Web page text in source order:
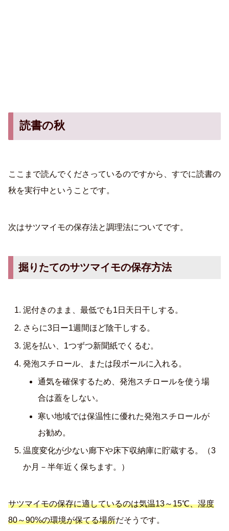
読書の秋
ここまで読んでくださっているのですから、すでに読書の
秋を実行中ということです。
次はサツマイモの保存法と調理法についてです。
掘りたてのサツマイモの保存方法
泥付きのまま、最低でも1日天日干しする。
さらに3日ー1週間ほど陰干しする。
泥を払い、1つずつ新聞紙でくるむ。
発泡スチロール、または段ボールに入れる。
通気を確保するため、発泡スチロールを使う場
合は蓋をしない。
寒い地域では保温性に優れた発泡スチロールが
お勧め。
温度変化が少ない廊下や床下収納庫に貯蔵する。（3
か月－半年近く保ちます。）
サツマイモの保存に適しているのは気温13～15℃、湿度
80～90%の環境が保てる場所だそうです。